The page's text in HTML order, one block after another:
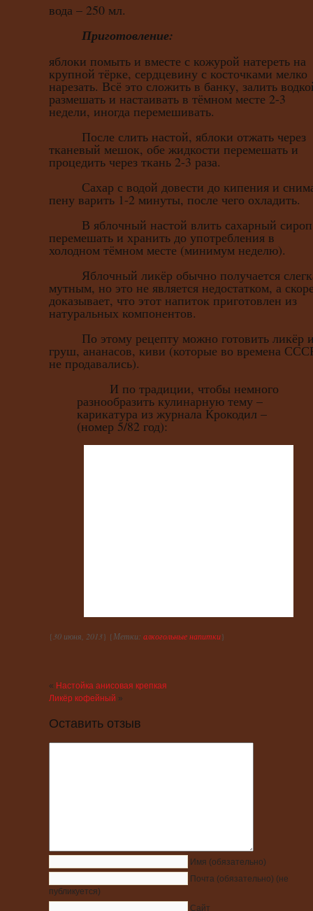
вода – 250 мл.
Приготовление:
яблоки помыть и вместе с кожурой натереть на
крупной тёрке, сердцевину с косточками мелко
нарезать. Всё это сложить в банку, залить
размешать и настаивать в тёмном месте 2-3
недели, иногда перемешивать.
После слить настой, яблоки отжать через
тканевый мешок, обе жидкости перемешать и
процедить через ткань 2-3 раза.
Сахар с водой довести до кипения и
пену варить 1-2 минуты, после чего охладить.
В яблочный настой влить сахарный
перемешать и хранить до употребления в
холодном тёмном месте (минимум неделю).
Яблочный ликёр обычно получается
мутным, но это не является недостатком, а
доказывает, что этот напиток приготовлен из
натуральных компонентов.
По этому рецепту можно готовить ликёр
груш, ананасов, киви (которые во времена
не продавались).
И по традиции, чтобы немного
разнообразить кулинарную тему –
карикатура из журнала Крокодил –
(номер 5/82 год):
{ 30 июня, 2013} {Метки: алкогольные напитки}
« Настойка анисовая крепкая
Ликёр кофейный »
Оставить отзыв
Имя (обязательно)
Почта (обязательно) (не
публикуется)
Сайт